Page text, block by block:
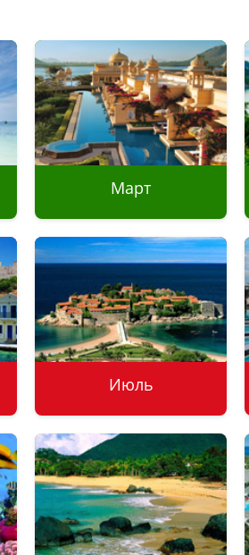
Март
Отдых на море
Отдых с детьми
Экскурсии
Июль
Отдых на море
Отдых с детьми
Экскурсии